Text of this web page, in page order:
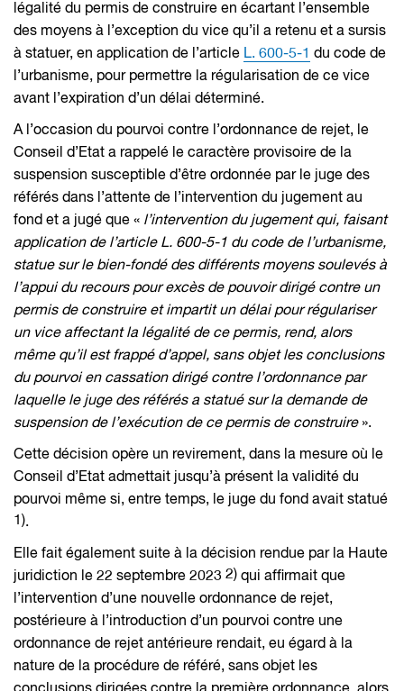
légalité du permis de construire en écartant l’ensemble
des moyens à l’exception du vice qu’il a retenu et a sursis
à statuer, en application de l’article L. 600-5-1 du code de
l’urbanisme, pour permettre la régularisation de ce vice
avant l’expiration d’un délai déterminé.
A l’occasion du pourvoi contre l’ordonnance de rejet, le
Conseil d’Etat a rappelé le caractère provisoire de la
suspension susceptible d’être ordonnée par le juge des
référés dans l’attente de l’intervention du jugement au
fond et a jugé que « l’intervention du jugement qui, faisant
application de l’article L. 600-5-1 du code de l’urbanisme,
statue sur le bien-fondé des différents moyens soulevés à
l’appui du recours pour excès de pouvoir dirigé contre un
permis de construire et impartit un délai pour régulariser
un vice affectant la légalité de ce permis, rend, alors
même qu’il est frappé d’appel, sans objet les conclusions
du pourvoi en cassation dirigé contre l’ordonnance par
laquelle le juge des référés a statué sur la demande de
suspension de l’exécution de ce permis de construire».
Cette décision opère un revirement, dans la mesure où le
Conseil d’Etat admettait jusqu’à présent la validité du
pourvoi même si, entre temps, le juge du fond avait statué
1).
Elle fait également suite à la décision rendue par la Haute
juridiction le 22 septembre 2023 2) qui affirmait que
l’intervention d’une nouvelle ordonnance de rejet,
postérieure à l’introduction d’un pourvoi contre une
ordonnance de rejet antérieure rendait, eu égard à la
nature de la procédure de référé, sans objet les